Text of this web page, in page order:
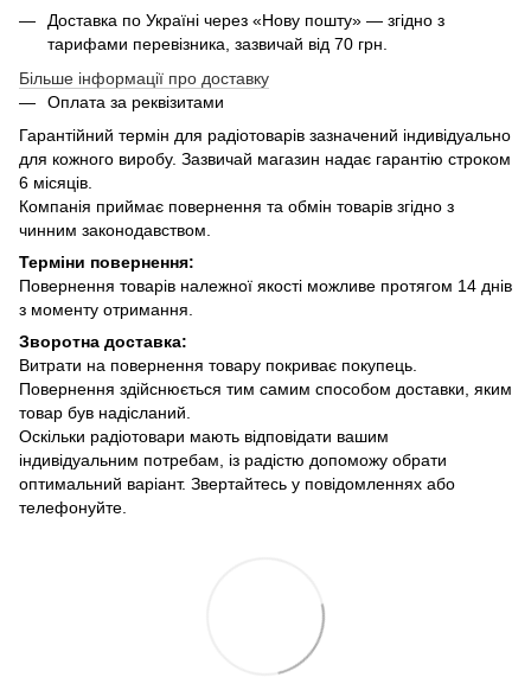
Доставка по Україні через «Нову пошту» — згідно з
тарифами перевізника, зазвичай від 70 грн.
Більше інформації про доставку
Оплата за реквізитами
Гарантійний термін для радіотоварів зазначений індивідуально
для кожного виробу. Зазвичай магазин надає гарантію строком
6 місяців.
Компанія приймає повернення та обмін товарів згідно з
чинним законодавством.
Терміни повернення:
Повернення товарів належної якості можливе протягом 14 днів
з моменту отримання.
Зворотна доставка:
Витрати на повернення товару покриває покупець.
Повернення здійснюється тим самим способом доставки, яким
товар був надісланий.
Оскільки радіотовари мають відповідати вашим
індивідуальним потребам, із радістю допоможу обрати
оптимальний варіант. Звертайтесь у повідомленнях або
телефонуйте.